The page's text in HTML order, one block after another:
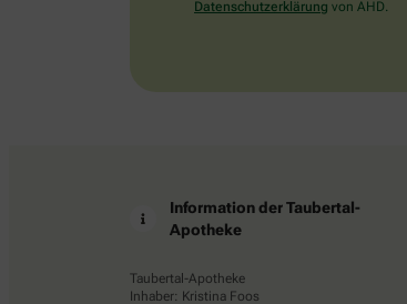
Datenschutzerklärung von AHD.
Information der Taubertal-
Apotheke
Taubertal-Apotheke
Inhaber: Kristina Foos